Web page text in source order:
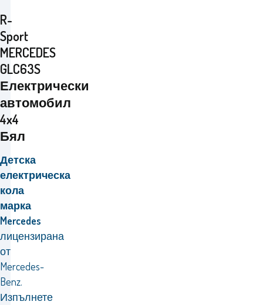
R-
Sport
MERCEDES
GLC63S
Електрически
автомобил
4x4
Бял
Детска
електрическа
кола
марка
Mercedes
лицензирана
от
Mercedes-
Benz.
Изпълнете